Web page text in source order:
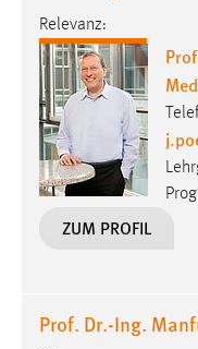
Relevanz:
ZUM PROFIL
Prof. Dr.-Ing.
Zweck:
Dieser Cookie ist
einloggen zu
Cookie Laufzeit:
24 Stunden
STATISTIK
unsere Besucher